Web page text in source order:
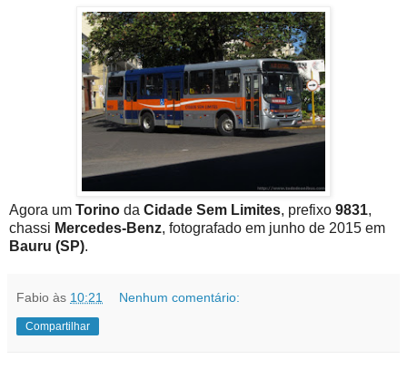
Agora um Torino da Cidade Sem Limites, prefixo 9831,
chassi Mercedes-Benz, fotografado em junho de 2015 em
Bauru (SP).
Fabio às 10:21 Nenhum comentário:
Compartilhar